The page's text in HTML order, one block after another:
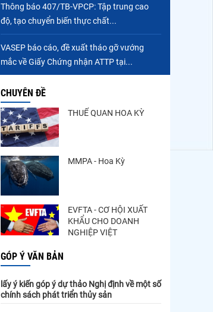
Thông báo 407/TB-VPCP: Tập trung cao
độ, tạo chuyển biến thực chất...
VASEP báo cáo, đề xuất tháo gỡ vướng
mắc về Giấy Chứng nhận ATTP tại...
CHUYÊN ĐỀ
THUẾ QUAN HOA KỲ
MMPA - Hoa Kỳ
EVFTA - CƠ HỘI XUẤT
KHẨU CHO DOANH
NGHIỆP VIỆT
GÓP Ý VĂN BẢN
lấy ý kiến góp ý dự thảo Nghị định về một số
chính sách phát triển thủy sản